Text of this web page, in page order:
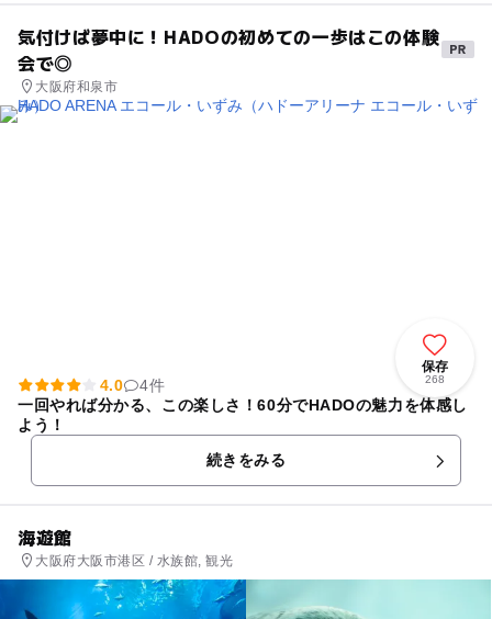
気付けば夢中に！HADOの初めての一歩はこの体験
会で◎
大阪府和泉市
保存
268
4.0
4件
一回やれば分かる、この楽しさ！60分でHADOの魅力を体感し
よう！
続きをみる
海遊館
大阪府大阪市港区 / 水族館, 観光